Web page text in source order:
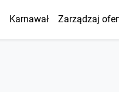
Karnawał Zarządzaj